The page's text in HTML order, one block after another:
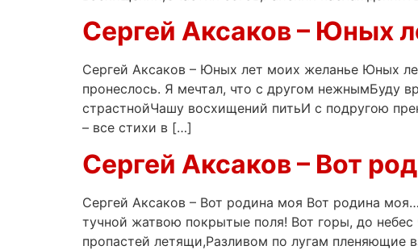
Сергей Аксаков – Юных
Сергей Аксаков – Юных лет моих желанье Юных
пронеслось. Я мечтал, что с другом нежнымБуду
страстнойЧашу восхищений питьИ с
– все стихи в […]
Сергей Аксаков – Вот
Сергей Аксаков – Вот родина моя Вот родина
тучной жатвою покрытые поля! Вот горы, до
пропастей летящи,Разливом по лугам пленяющие